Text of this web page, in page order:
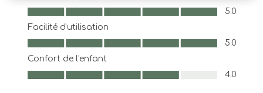
Qualité du produit, 5.0 sur 5
5.0
Facilité d'utilisation
Facilité d'utilisation, 5.0 sur 5
5.0
Confort de l'enfant
Confort de l'enfant, 4.0 sur 5
4.0